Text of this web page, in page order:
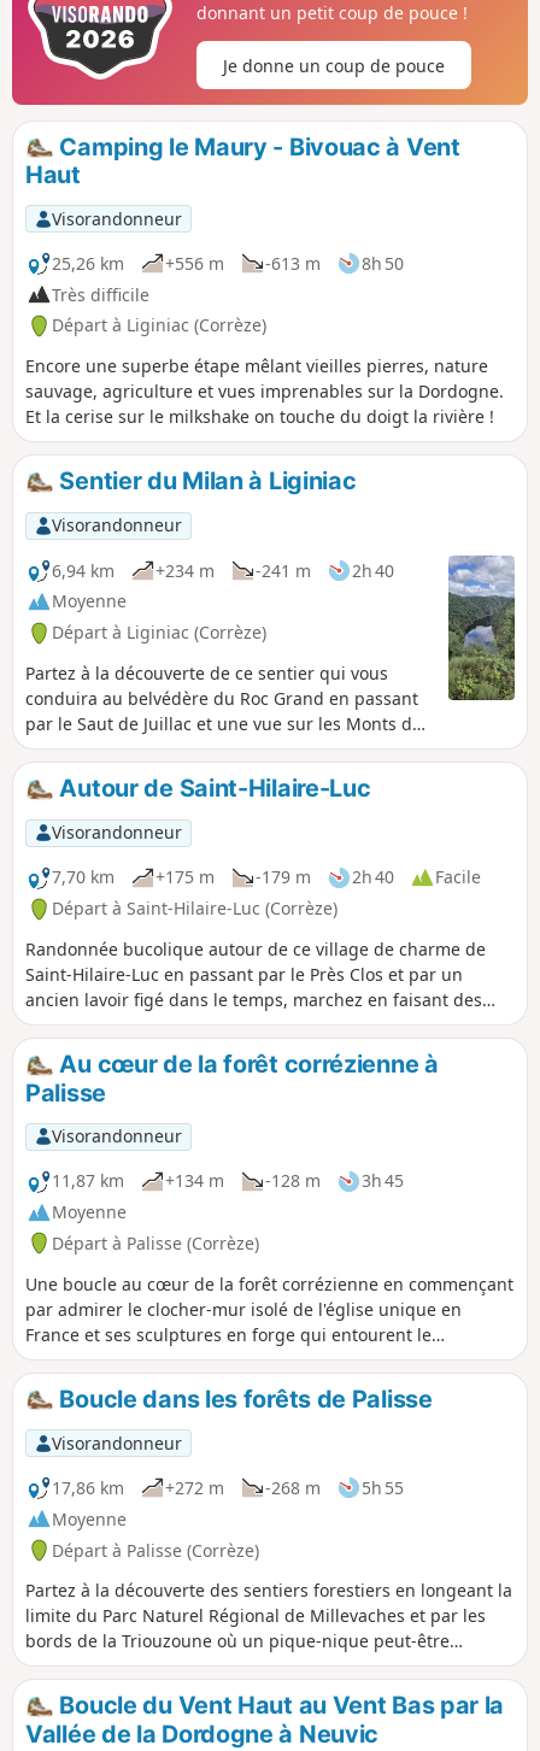
donnant un petit coup de pouce !
Je donne un coup de pouce
Camping le Maury - Bivouac à Vent
Haut
Visorandonneur
25,26 km
+556 m -613 m
8h 50
Très difficile
Départ à Liginiac (Corrèze)
Encore une superbe étape mêlant vieilles pierres, nature
sauvage, agriculture et vues imprenables sur la Dordogne.
Et la cerise sur le milkshake on touche du doigt la rivière !
Sentier du Milan à Liginiac
Visorandonneur
6,94 km
+234 m -241 m
2h 40
Moyenne
Départ à Liginiac (Corrèze)
Partez à la découverte de ce sentier qui vous
conduira au belvédère du Roc Grand en passant
par le Saut de Juillac et une vue sur les Monts du
Cantal. Et aussi pour découvrir un des plus beaux
points de vue sur les Gorges de la Dordogne
presque à 180°. Si vous avez la chance, vous
pourrez observer un rapace survolant les gorges.
Autour de Saint-Hilaire-Luc
Visorandonneur
7,70 km
+175 m -179 m 2h 40
Facile
Départ à Saint-Hilaire-Luc (Corrèze)
Randonnée bucolique autour de ce village de charme de
Saint-Hilaire-Luc en passant par le Près Clos et par un
ancien lavoir figé dans le temps, marchez en faisant des
huit à travers les bois et les prairies.
Au cœur de la forêt corrézienne à
Palisse
Visorandonneur
11,87 km
+134 m -128 m
3h 45
Moyenne
Départ à Palisse (Corrèze)
Une boucle au cœur de la forêt corrézienne en commençant
par admirer le clocher-mur isolé de l'église unique en
France et ses sculptures en forge qui entourent le
monument. Partez à la découverte des bois feuillus et
résineux à travers les sons des arbres, des oiseaux et voire
si vous avez de chance de rencontrer des animaux
sauvages.
Boucle dans les forêts de Palisse
Visorandonneur
17,86 km
+272 m -268 m
5h 55
Moyenne
Départ à Palisse (Corrèze)
Partez à la découverte des sentiers forestiers en longeant la
limite du Parc Naturel Régional de Millevaches et par les
bords de la Triouzoune où un pique-nique peut-être
aménagé.
Boucle du Vent Haut au Vent Bas par la
Vallée de la Dordogne à Neuvic